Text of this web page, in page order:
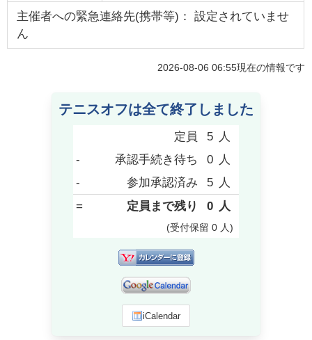
主催者への緊急連絡先(携帯等)： 設定されていませ
ん
2026-08-06 06:55現在の情報です
テニスオフは全て終了しました
定員 5 人
-
承認手続き待ち 0 人
-
参加承認済み 5 人
=
定員まで残り 0 人
(受付保留 0 人)
iCalendar